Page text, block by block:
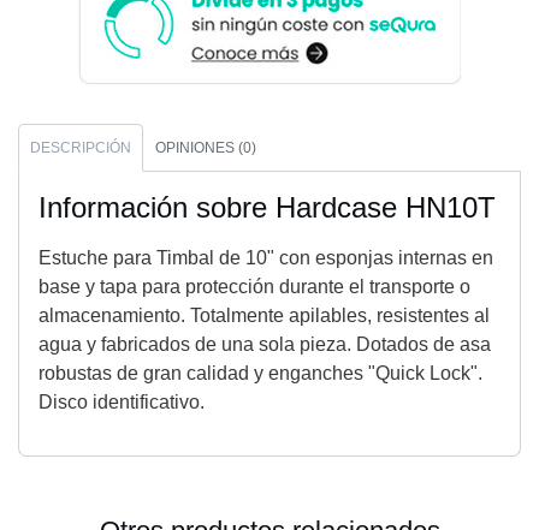
DESCRIPCIÓN OPINIONES (0)
Información sobre Hardcase HN10T
Estuche para Timbal de 10" con esponjas internas en
base y tapa para protección durante el transporte o
almacenamiento. Totalmente apilables, resistentes al
agua y fabricados de una sola pieza. Dotados de asa
robustas de gran calidad y enganches "Quick Lock".
Disco identificativo.